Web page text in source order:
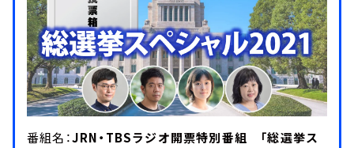
番組名：JRN・TBSラジオ開票特別番組 「総選挙ス